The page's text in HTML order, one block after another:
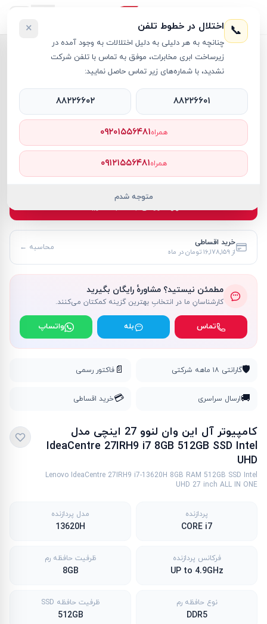
آل این وان لنوو ›
آل این وان لنوو RT67795
خرید اقساطی
از ۱۶٬۱۷۸٬۱۵۹ تومان در ماه محاسبه ←
مطمئن نیستید؟ مشاورهٔ رایگان بگیرید
کارشناسانِ ما در انتخابِ بهترین گزینه کمکتان می‌کنند.
تماس بله واتساپ
🛡️گارانتی ۱۸ ماهه شرکتی 📄 فاکتور رسمی
🚚ارسال سراسری 💳خرید اقساطی
کامپیوتر آل این وان لنوو 27 اینچی مدل
IdeaCentre 27IRH9 i7 8GB 512GB SSD Intel
UHD
Lenovo IdeaCentre 27IRH9 i7-13620H 8GB RAM 512GB SSD Intel
UHD 27 inch ALL IN ONE
پردازنده
CORE i7
مدل پردازنده
13620H
فرکانس پردازنده
UP to 4.9GHz
ظرفیت حافظه رم
8GB
نوع حافظه رم
DDR5
ظرفیت حافظه SSD
512GB
📞 اختلال در خطوط تلفن
چنانچه به هر دلیلی به دلیل اختلالات به وجود آمده در
زیرساخت ابری مخابرات، موفق به تماس با تلفن شرکت
نشدید، با شماره‌های زیر تماس حاصل نمایید:
×
۸۸۲۲۶۶۰۱ ۸۸۲۲۶۶۰۲
همراه۰۹۲۰۱۵۵۶۴۸۱
همراه۰۹۱۲۱۵۵۶۴۸۱
متوجه شدم